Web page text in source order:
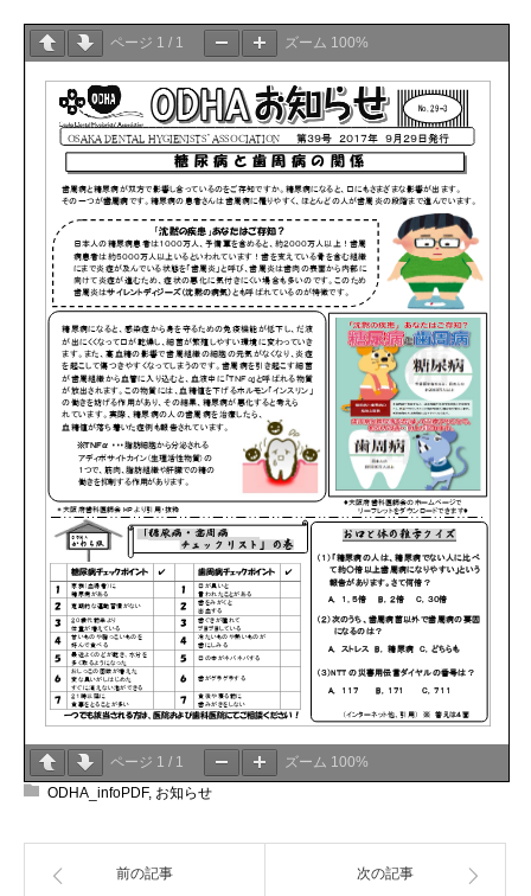
ページ 1 / 1 ズーム 100%
ページ 1 / 1 ズーム 100%
ODHA_infoPDF, お知らせ
前の記事 次の記事
問合せ